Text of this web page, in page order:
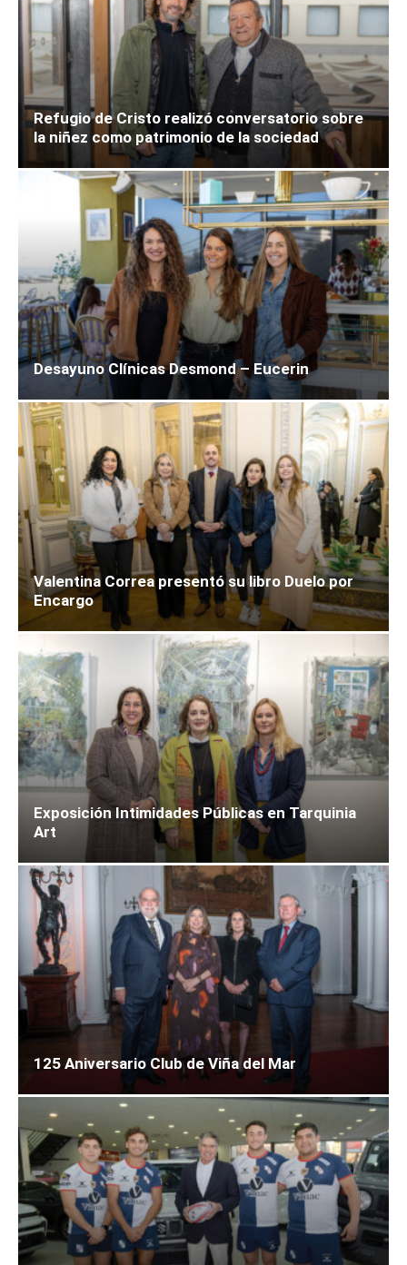
Refugio de Cristo realizó conversatorio sobre
la niñez como patrimonio de la sociedad
Desayuno Clínicas Desmond – Eucerin
Valentina Correa presentó su libro Duelo por
Encargo
Exposición Intimidades Públicas en Tarquinia
Art
125 Aniversario Club de Viña del Mar